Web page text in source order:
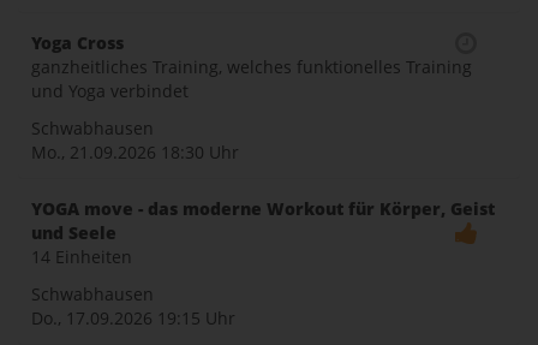
Yoga Cross
ganzheitliches Training, welches funktionelles Training
und Yoga verbindet
Schwabhausen
Mo., 21.09.2026 18:30 Uhr
YOGA move - das moderne Workout für Körper, Geist
und Seele
14 Einheiten
Schwabhausen
Do., 17.09.2026 19:15 Uhr